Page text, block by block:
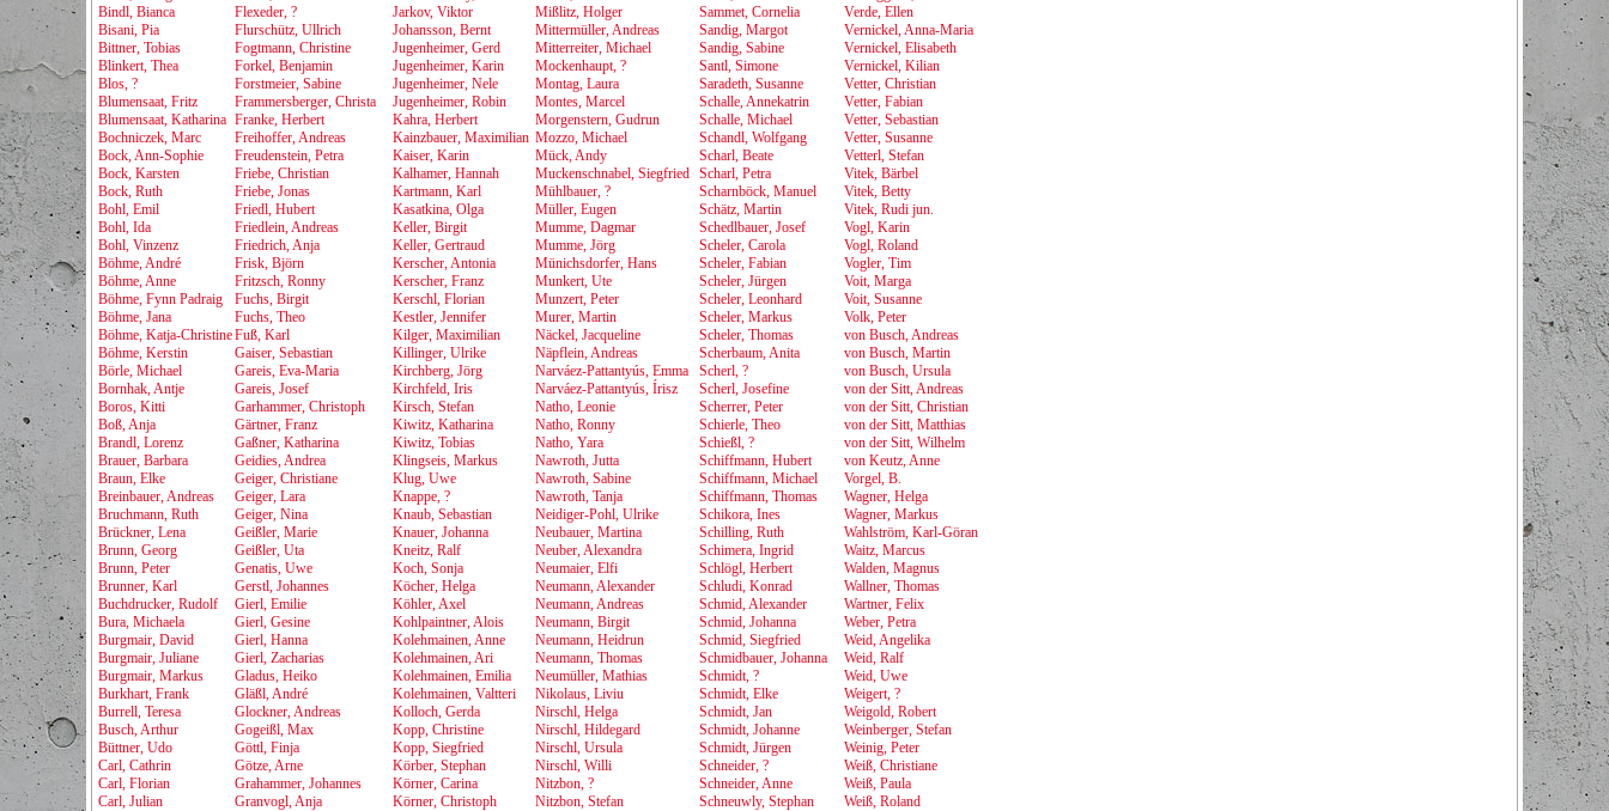
Bindl, Bianca
Bisani, Pia
Bittner, Tobias
Blinkert, Thea
Blos, ?
Blumensaat, Fritz
Blumensaat, Katharina
Bochniczek, Marc
Bock, Ann-Sophie
Bock, Karsten
Bock, Ruth
Bohl, Emil
Bohl, Ida
Bohl, Vinzenz
Böhme, André
Böhme, Anne
Böhme, Fynn Padraig
Böhme, Jana
Böhme, Katja-Christine
Böhme, Kerstin
Börle, Michael
Bornhak, Antje
Boros, Kitti
Boß, Anja
Brandl, Lorenz
Brauer, Barbara
Braun, Elke
Breinbauer, Andreas
Bruchmann, Ruth
Brückner, Lena
Brunn, Georg
Brunn, Peter
Brunner, Karl
Buchdrucker, Rudolf
Bura, Michaela
Burgmair, David
Burgmair, Juliane
Burgmair, Markus
Burkhart, Frank
Burrell, Teresa
Busch, Arthur
Büttner, Udo
Carl, Cathrin
Carl, Florian
Carl, Julian
Flexeder, ?
Flurschütz, Ullrich
Fogtmann, Christine
Forkel, Benjamin
Forstmeier, Sabine
Frammersberger, Christa
Franke, Herbert
Freihoffer, Andreas
Freudenstein, Petra
Friebe, Christian
Friebe, Jonas
Friedl, Hubert
Friedlein, Andreas
Friedrich, Anja
Frisk, Björn
Fritzsch, Ronny
Fuchs, Birgit
Fuchs, Theo
Fuß, Karl
Gaiser, Sebastian
Gareis, Eva-Maria
Gareis, Josef
Garhammer, Christoph
Gärtner, Franz
Gaßner, Katharina
Geidies, Andrea
Geiger, Christiane
Geiger, Lara
Geiger, Nina
Geißler, Marie
Geißler, Uta
Genatis, Uwe
Gerstl, Johannes
Gierl, Emilie
Gierl, Gesine
Gierl, Hanna
Gierl, Zacharias
Gladus, Heiko
Gläßl, André
Glockner, Andreas
Gogeißl, Max
Göttl, Finja
Götze, Arne
Grahammer, Johannes
Granvogl, Anja
Jarkov, Viktor
Johansson, Bernt
Jugenheimer, Gerd
Jugenheimer, Karin
Jugenheimer, Nele
Jugenheimer, Robin
Kahra, Herbert
Kainzbauer, Maximilian
Kaiser, Karin
Kalhamer, Hannah
Kartmann, Karl
Kasatkina, Olga
Keller, Birgit
Keller, Gertraud
Kerscher, Antonia
Kerscher, Franz
Kerschl, Florian
Kestler, Jennifer
Kilger, Maximilian
Killinger, Ulrike
Kirchberg, Jörg
Kirchfeld, Iris
Kirsch, Stefan
Kiwitz, Katharina
Kiwitz, Tobias
Klingseis, Markus
Klug, Uwe
Knappe, ?
Knaub, Sebastian
Knauer, Johanna
Kneitz, Ralf
Koch, Sonja
Köcher, Helga
Köhler, Axel
Kohlpaintner, Alois
Kolehmainen, Anne
Kolehmainen, Ari
Kolehmainen, Emilia
Kolehmainen, Valtteri
Kolloch, Gerda
Kopp, Christine
Kopp, Siegfried
Körber, Stephan
Körner, Carina
Körner, Christoph
Mißlitz, Holger
Mittermüller, Andreas
Mitterreiter, Michael
Mockenhaupt, ?
Montag, Laura
Montes, Marcel
Morgenstern, Gudrun
Mozzo, Michael
Mück, Andy
Muckenschnabel, Siegfried
Mühlbauer, ?
Müller, Eugen
Mumme, Dagmar
Mumme, Jörg
Münichsdorfer, Hans
Munkert, Ute
Munzert, Peter
Murer, Martin
Näckel, Jacqueline
Näpflein, Andreas
Narváez-Pattantyús, Emma
Narváez-Pattantyús, Írisz
Natho, Leonie
Natho, Ronny
Natho, Yara
Nawroth, Jutta
Nawroth, Sabine
Nawroth, Tanja
Neidiger-Pohl, Ulrike
Neubauer, Martina
Neuber, Alexandra
Neumaier, Elfi
Neumann, Alexander
Neumann, Andreas
Neumann, Birgit
Neumann, Heidrun
Neumann, Thomas
Neumüller, Mathias
Nikolaus, Liviu
Nirschl, Helga
Nirschl, Hildegard
Nirschl, Ursula
Nirschl, Willi
Nitzbon, ?
Nitzbon, Stefan
Sammet, Cornelia
Sandig, Margot
Sandig, Sabine
Santl, Simone
Saradeth, Susanne
Schalle, Annekatrin
Schalle, Michael
Schandl, Wolfgang
Scharl, Beate
Scharl, Petra
Scharnböck, Manuel
Schätz, Martin
Schedlbauer, Josef
Scheler, Carola
Scheler, Fabian
Scheler, Jürgen
Scheler, Leonhard
Scheler, Markus
Scheler, Thomas
Scherbaum, Anita
Scherl, ?
Scherl, Josefine
Scherrer, Peter
Schierle, Theo
Schießl, ?
Schiffmann, Hubert
Schiffmann, Michael
Schiffmann, Thomas
Schikora, Ines
Schilling, Ruth
Schimera, Ingrid
Schlögl, Herbert
Schludi, Konrad
Schmid, Alexander
Schmid, Johanna
Schmid, Siegfried
Schmidbauer, Johanna
Schmidt, ?
Schmidt, Elke
Schmidt, Jan
Schmidt, Johanne
Schmidt, Jürgen
Schneider, ?
Schneider, Anne
Schneuwly, Stephan
Verde, Ellen
Vernickel, Anna-Maria
Vernickel, Elisabeth
Vernickel, Kilian
Vetter, Christian
Vetter, Fabian
Vetter, Sebastian
Vetter, Susanne
Vetterl, Stefan
Vitek, Bärbel
Vitek, Betty
Vitek, Rudi jun.
Vogl, Karin
Vogl, Roland
Vogler, Tim
Voit, Marga
Voit, Susanne
Volk, Peter
von Busch, Andreas
von Busch, Martin
von Busch, Ursula
von der Sitt, Andreas
von der Sitt, Christian
von der Sitt, Matthias
von der Sitt, Wilhelm
von Keutz, Anne
Vorgel, B.
Wagner, Helga
Wagner, Markus
Wahlström, Karl-Göran
Waitz, Marcus
Walden, Magnus
Wallner, Thomas
Wartner, Felix
Weber, Petra
Weid, Angelika
Weid, Ralf
Weid, Uwe
Weigert, ?
Weigold, Robert
Weinberger, Stefan
Weinig, Peter
Weiß, Christiane
Weiß, Paula
Weiß, Roland